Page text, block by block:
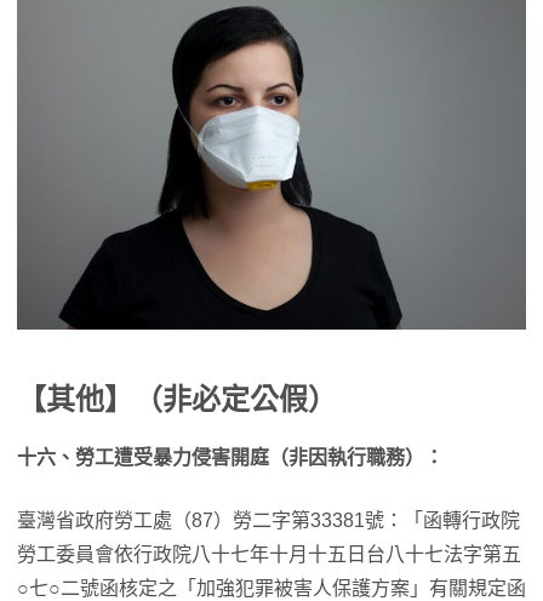
【其他】（非必定公假）
十六、勞工遭受暴力侵害開庭（非因執行職務）：
臺灣省政府勞工處（87）勞二字第33381號：「函轉行政院
勞工委員會依行政院八十七年十月十五日台八十七法字第五
○七○二號函核定之「加強犯罪被害人保護方案」有關規定函